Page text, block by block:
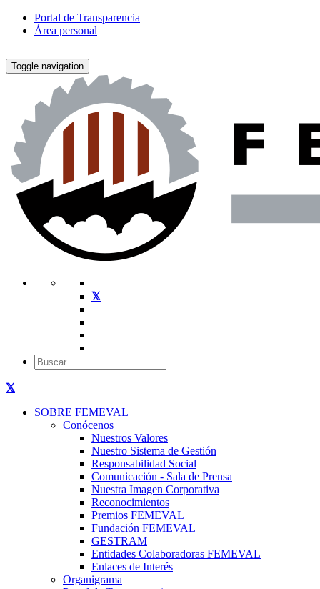
Portal de Transparencia
Área personal
Toggle navigation
SOBRE FEMEVAL
Conócenos
Nuestros Valores
Nuestro Sistema de Gestión
Responsabilidad Social
Comunicación - Sala de Prensa
Nuestra Imagen Corporativa
Reconocimientos
Premios FEMEVAL
Fundación FEMEVAL
GESTRAM
Entidades Colaboradoras FEMEVAL
Enlaces de Interés
Organigrama